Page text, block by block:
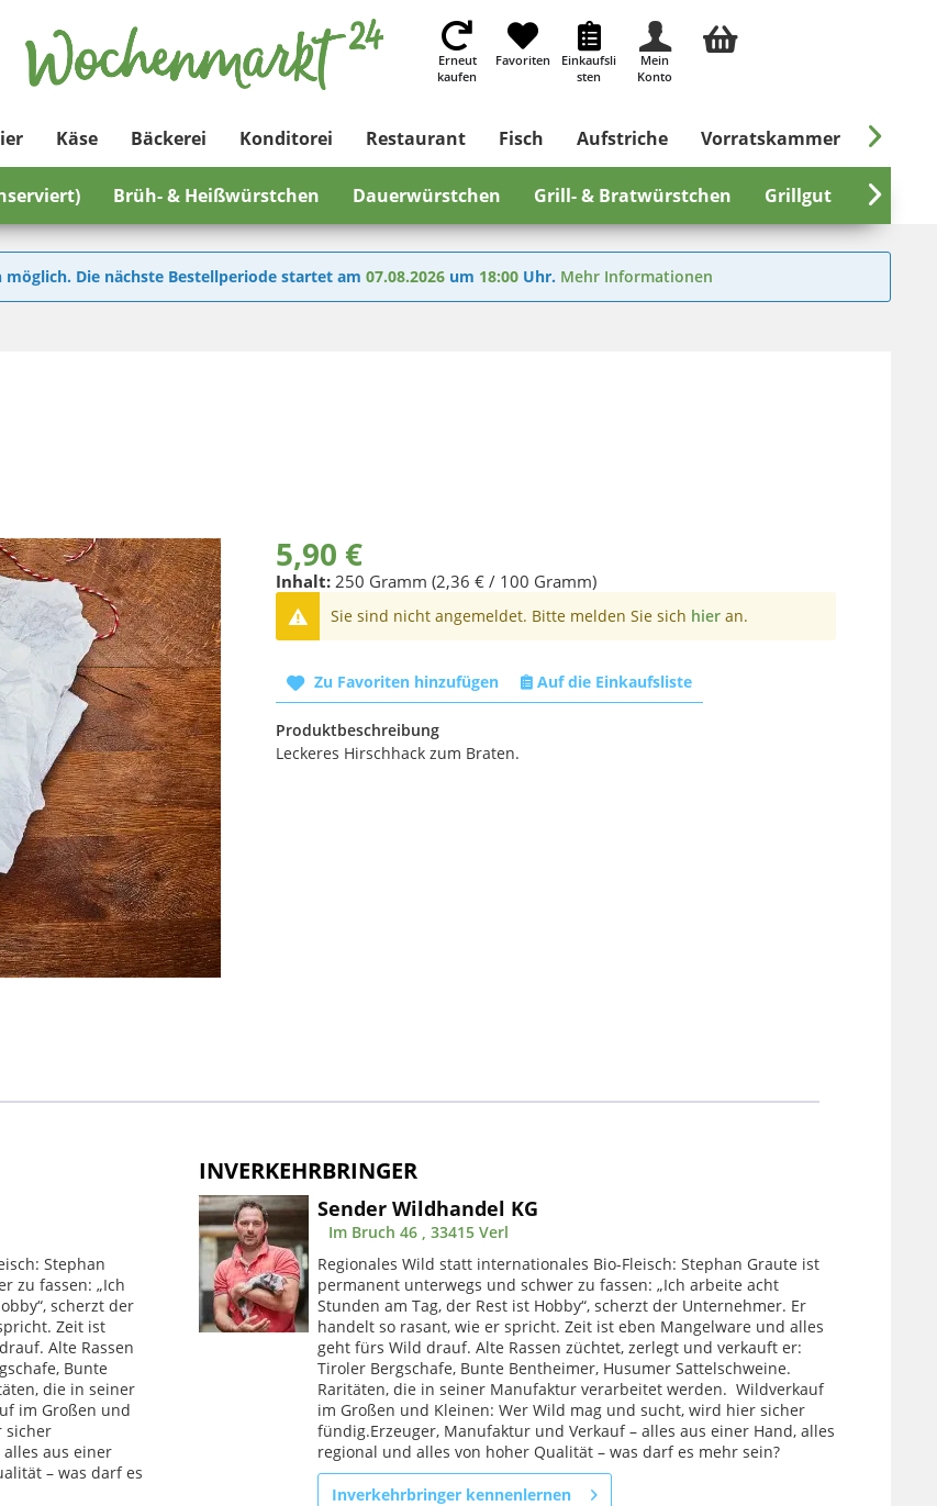
Erneut
kaufen
Favoriten
Einkaufsli
sten
Mein
Konto
Käse Bäckerei Konditorei Restaurant Fisch Aufstriche Vorratskammer Süßes
Brüh- & Heißwürstchen Dauerwürstchen Grill- & Bratwürstchen Grillgut 

möglich. Die nächste Bestellperiode startet am 07.08.2026 um 18:00 Uhr. Mehr Informationen
5,90 €
Inhalt: 250 Gramm (2,36 € / 100 Gramm)
Sie sind nicht angemeldet. Bitte melden Sie sich hier an.
Zu Favoriten hinzufügen Auf die Einkaufsliste
Produktbeschreibung
Leckeres Hirschhack zum Braten.
Stephan
zu fassen: „Ich
scherzt der
Zeit ist
Alte Rassen
Bunte
die in seiner
im Großen und
sicher
aus einer
– was darf es
INVERKEHRBRINGER
Sender Wildhandel KG
Im Bruch 46 , 33415 Verl
Regionales Wild statt internationales Bio-Fleisch: Stephan Graute ist
permanent unterwegs und schwer zu fassen: „Ich arbeite acht
Stunden am Tag, der Rest ist Hobby“, scherzt der Unternehmer. Er
handelt so rasant, wie er spricht. Zeit ist eben Mangelware und alles
geht fürs Wild drauf. Alte Rassen züchtet, zerlegt und verkauft er:
Tiroler Bergschafe, Bunte Bentheimer, Husumer Sattelschweine.
Raritäten, die in seiner Manufaktur verarbeitet werden. Wildverkauf
im Großen und Kleinen: Wer Wild mag und sucht, wird hier sicher
fündig.Erzeuger, Manufaktur und Verkauf – alles aus einer Hand, alles
regional und alles von hoher Qualität – was darf es mehr sein?
Inverkehrbringer kennenlernen